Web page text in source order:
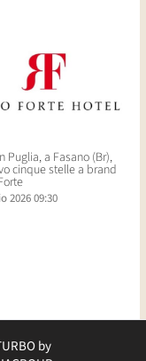
Puglia, a Fasano (Br),
cinque stelle a brand
2026 09:30
by